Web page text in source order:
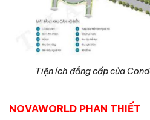
Tiện ích đẳng cấp của
NOVAWORLD PHAN THIẾT